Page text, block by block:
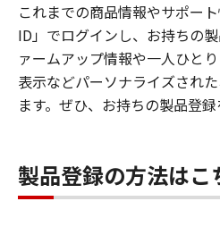
これまでの商品情報やサポー
ID」でログインし、お持ちの
ァームアップ情報や一人ひと
表示などパーソナライズされ
ます。ぜひ、お持ちの製品登録
製品登録の方法はこ